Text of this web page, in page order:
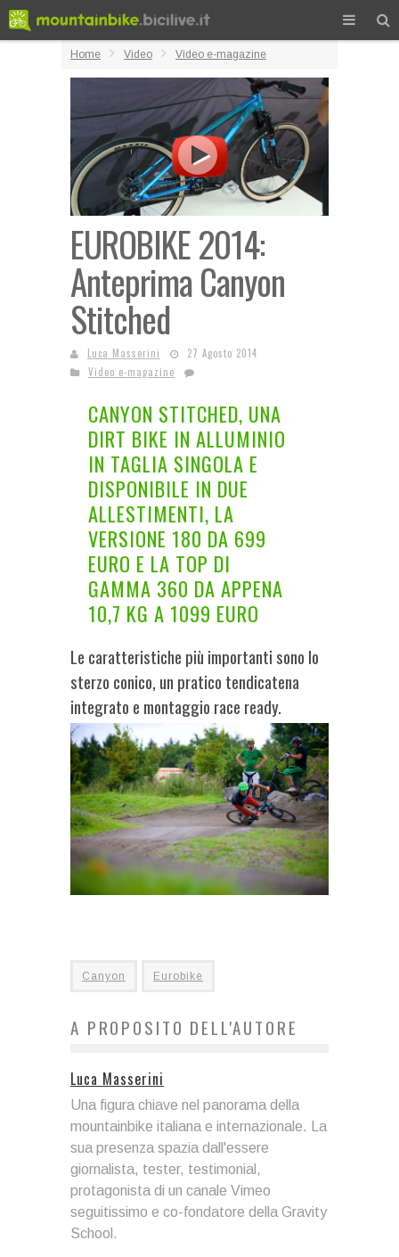
Home Video Video e-magazine
EUROBIKE 2014:
Anteprima Canyon
Stitched
Luca Masserini
27 Agosto 2014
Video e-magazine
CANYON STITCHED, UNA
DIRT BIKE IN ALLUMINIO
IN TAGLIA SINGOLA E
DISPONIBILE IN DUE
ALLESTIMENTI, LA
VERSIONE 180 DA 699
EURO E LA TOP DI
GAMMA 360 DA APPENA
10,7 KG A 1099 EURO
Le caratteristiche più importanti sono lo
sterzo conico, un pratico tendicatena
integrato e montaggio race ready.
Canyon Eurobike
A PROPOSITO DELL'AUTORE
Luca Masserini
Una figura chiave nel panorama della
mountainbike italiana e internazionale. La
sua presenza spazia dall'essere
giornalista, tester, testimonial,
protagonista di un canale Vimeo
seguitissimo e co-fondatore della Gravity
School.